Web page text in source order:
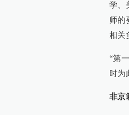
学、
师的
相关
“第
时为
非京